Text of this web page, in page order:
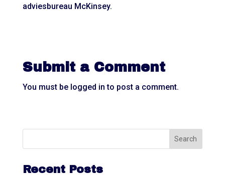
adviesbureau McKinsey.
Submit a Comment
You must be logged in to post a comment.
Recent Posts